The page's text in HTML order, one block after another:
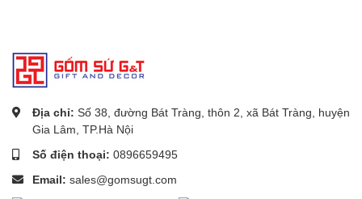
Địa chỉ: Số 38, đường Bát Tràng, thôn 2, xã Bát Tràng, huyện
Gia Lâm, TP.Hà Nội
Số điện thoại: 0896659495
Email: sales@gomsugt.com